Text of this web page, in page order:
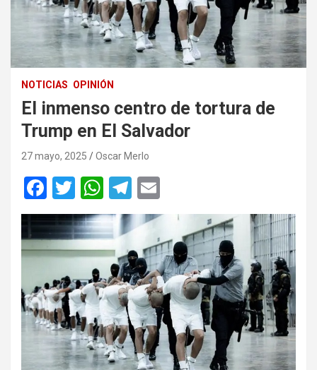
NOTICIAS OPINIÓN
El inmenso centro de tortura de
Trump en El Salvador
27 mayo, 2025 Oscar Merlo
F
a
ce
b
o
o
k
T
wi
tt
er
W
h
at
s
A
p
p
T
el
e
gr
a
m
m
ail